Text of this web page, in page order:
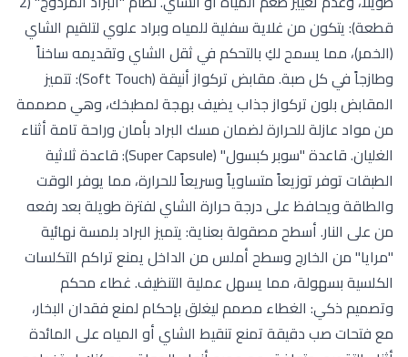
قطعة): يتكون من غلاية سفلية للمياه وبراد علوي لتلقيم الشاي
(الخمر)، مما يسمح لكِ بالتحكم في ثقل الشاي وتقديمه ساخناً
وطازجاً في كل صبة. مقابض تركواز أنيقة (Soft Touch): تتميز
المقابض بلون تركواز جذاب يضيف بهجة لمطبخك، وهي مصممة
من مواد عازلة للحرارة لضمان مسك البراد بأمان وراحة تامة أثناء
الغليان. قاعدة "سوبر كبسول" (Super Capsule): قاعدة ثلاثية
الطبقات توفر توزيعاً متساوياً وسريعاً للحرارة، مما يوفر الوقت
والطاقة ويحافظ على درجة حرارة الشاي لفترة طويلة بعد رفعه
من على النار. أسطح مصقولة بعناية: يتميز البراد بلمسة نهائية
"مرايا" من الخارج وسطح أملس من الداخل يمنع تراكم التكلسات
الكلسية بسهولة، مما يسهل عملية التنظيف. غطاء محكم
وتصميم ذكي: الغطاء مصمم ليغلق بإحكام لمنع فقدان البخار،
مع فتحات صب دقيقة تمنع تنقيط الشاي أو المياه على المائدة